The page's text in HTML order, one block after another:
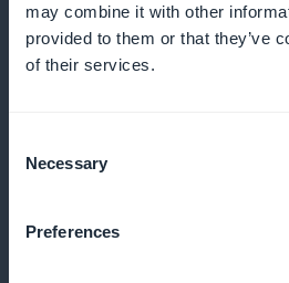
may combine it with other
provided to them or that they’ve
of their services.
Selection
Necessary
Preferences
Optimieren Sie Ihre
Vorlieben und das Verhalten
Begrüßung sichtbar sind